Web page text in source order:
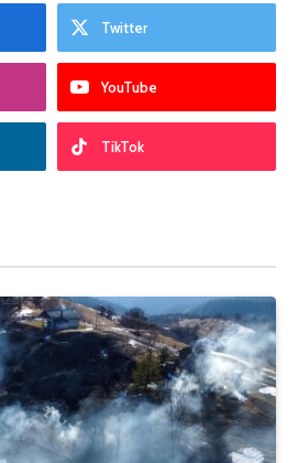
Twitter
YouTube
TikTok